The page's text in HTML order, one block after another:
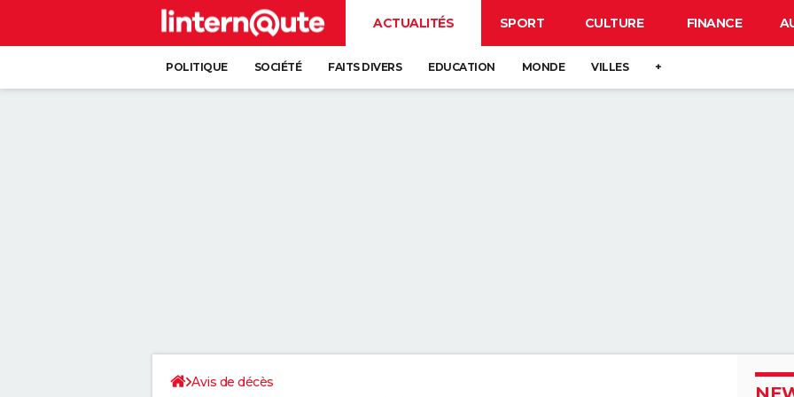
ACTUALITÉS SPORT CULTURE FINANCE
POLITIQUE SOCIÉTÉ FAITS DIVERS EDUCATION MONDE VILLES +
Avis de décès